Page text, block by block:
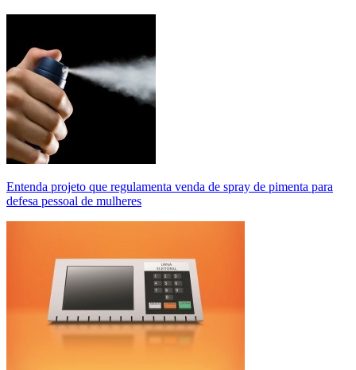
Entenda projeto que regulamenta venda de spray de pimenta para
defesa pessoal de mulheres